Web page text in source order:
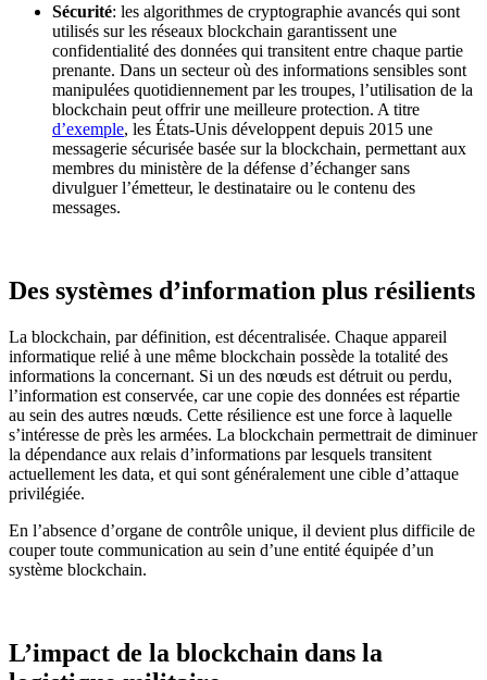
Sécurité: les algorithmes de cryptographie avancés qui sont
utilisés sur les réseaux blockchain garantissent une
confidentialité des données qui transitent entre chaque partie
prenante. Dans un secteur où des informations sensibles sont
manipulées quotidiennement par les troupes, l’utilisation de la
blockchain peut offrir une meilleure protection. A titre
d’exemple, les États-Unis développent depuis 2015 une
messagerie sécurisée basée sur la blockchain, permettant aux
membres du ministère de la défense d’échanger sans
divulguer l’émetteur, le destinataire ou le contenu des
messages.
Des systèmes d’information plus résilients
La blockchain, par définition, est décentralisée. Chaque appareil
informatique relié à une même blockchain possède la totalité des
informations la concernant. Si un des nœuds est détruit ou perdu,
l’information est conservée, car une copie des données est répartie
au sein des autres nœuds. Cette résilience est une force à laquelle
s’intéresse de près les armées. La blockchain permettrait de diminuer
la dépendance aux relais d’informations par lesquels transitent
actuellement les data, et qui sont généralement une cible d’attaque
privilégiée.
En l’absence d’organe de contrôle unique, il devient plus difficile de
couper toute communication au sein d’une entité équipée d’un
système blockchain.
L’impact de la blockchain dans la